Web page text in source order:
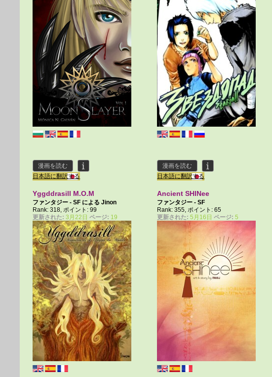
漫画を読む
日本語に翻訳する
漫画を読む
日本語に翻訳する
Yggddrasill M.O.M
ファンタジー - SF によるJinon
Rank: 318, ポイント: 99
更新された: 3月22日 ページ: 19
Ancient SHINee
ファンタジー - SF
Rank: 355, ポイント: 65
更新された: 5月16日 ページ: 5